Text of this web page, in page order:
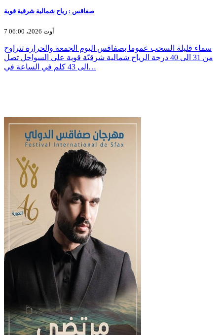
صفاقس : رياح شمالية شرقية قوية
7 أوت 2026، 06:00
سماء قليلة السحب عموما بصفاقس اليوم الجمعة والحرارة تتراوح
من 31 الى 40 درجة الرياح شمالية شرقيّة قوية على السواحل تصل
الى 43 كلم في الساعة في…